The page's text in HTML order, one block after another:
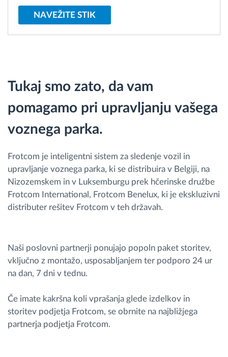
Samodejno prepoznavanje voznika
Kako bomo rešili vse potrebe dejavnosti flote
Izračun prihrankov
NAVEŽITE STIK
Tukaj smo zato, da vam
pomagamo pri upravljanju vašega
voznega parka.
Frotcom je inteligentni sistem za sledenje vozil in
upravljanje voznega parka, ki se distribuira v Belgiji, na
Nizozemskem in v Luksemburgu prek hčerinske družbe
Frotcom International, Frotcom Benelux, ki je ekskluzivni
distributer rešitev Frotcom v teh državah.
Naši poslovni partnerji ponujajo popoln paket storitev,
vključno z montažo, usposabljanjem ter podporo 24 ur
na dan, 7 dni v tednu.
Če imate kakršna koli vprašanja glede izdelkov in
storitev podjetja Frotcom, se obrnite na najbližjega
partnerja podjetja Frotcom.